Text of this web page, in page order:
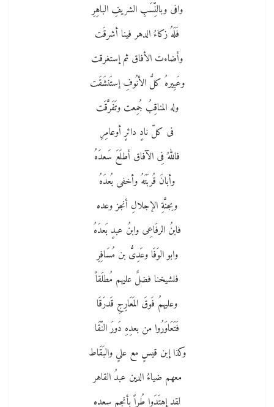
وافى وبالنِّسَبِ الشريفِ الباهِرِ
فَلَهُ زكاءُ الدهر فينا أشرقَت
وأضاءت الأفاق ثم إستغرقت
وعَبِيرهُ كلُّ الأنُوفِ إستَنشَقَت
وله المناقِبُ جُمِعت وتَفَرَّقَت
فى كلّ نادٍ دائرٍ أوعامِرِ
فاللهُ فِى الآفاق أطلَعَ سَعدَهُ
وأبانَ قُربَتَهُ وأخفى بُعدَهُ
وبجنَّةِ الإجلالِ أنجز وعده
فابنُ الرفَاعِى وابنُ عبدٍ بَعدَهُ
وابو الوَفَا وعَدِىُّ بن مُسَافِرِ
فلشيخنا فضلٌ عليهم مُطلَقاً
وعليهمُ فَوقَ المَعَارِجِ قَدرَقَا
فَتَعَاوَرُوا من بعدِهِ دَورَ النّقَا
وكذا إبن قيسٍ مع علىٍ والبَقَاط
معهم ضياءُ الدين عبدُ القاهر
لقد إهتَدَوا طُراً بأنجم سعدِهِ